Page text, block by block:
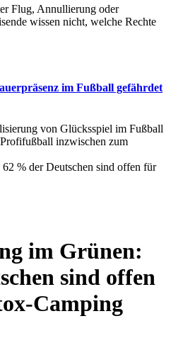
Flug, Annullierung oder
wissen nicht, welche Rechte
im Fußball gefährdet
von Glücksspiel im Fußball
inzwischen zum
im Grünen:
sind offen
Camping